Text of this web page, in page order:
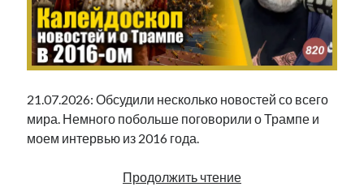
21.07.2026: Обсудили несколько новостей со всего
мира. Немного побольше поговорили о Трампе и
моем интервью из 2016 года.
Продолжить чтениеКалейдоскоп